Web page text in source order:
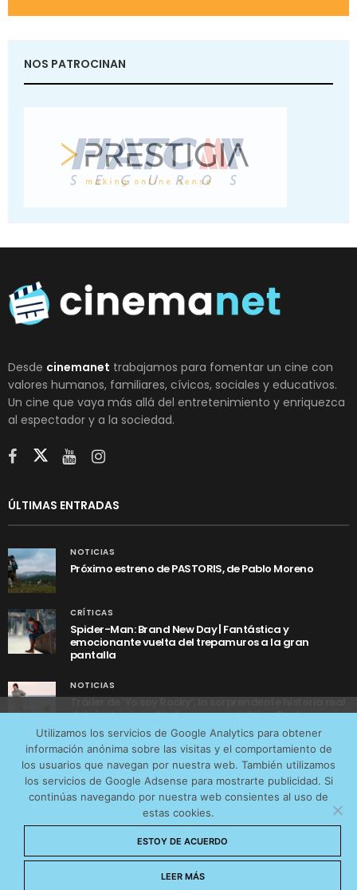
NOS PATROCINAN
Desde cinemanet trabajamos para fomentar un cine con
valores humanos, familiares, cívicos, sociales y educativos.
Un cine que vaya más allá del entretenimiento y enriquezca
al espectador y a la sociedad.
ÚLTIMAS ENTRADAS
NOTICIAS
Próximo estreno de PASTORIS, de Pablo Moreno
CRÍTICAS
Spider-Man: Brand New Day | Fantástica y
emocionante vuelta del trepamuros a la gran
pantalla
NOTICIAS
Tráiler de ‘Yo soy Rocky’, la sorprendente historia real
detrás de cómo Stallone se convirtió en Rocky
AVISO LEGAL CONTACTO
POLÍTICA DE COOKIES
POLÍTICA DE PRIVACIDAD
© 2026 CinemaNet. Designed by
Utilizamos los servicios de Google Analytics para obtener
información anónima sobre las visitas y el comportamiento de
los usuarios que navegan por nuestra web. También utilizamos
los servicios de Google Adsense para mostrarte publicidad. Si
continúas navegando por nuestra web consientes al uso de
estas cookies.
ESTOY DE ACUERDO
LEER MÁS
tráfico web que recibimos y conocer los servicios que
más os interesan. Puede cambiar las preferencias y
obtener más información sobre las cookies que
utilizamos en nuestra Política de cookies
Aceptar cookies
No permitir cookies